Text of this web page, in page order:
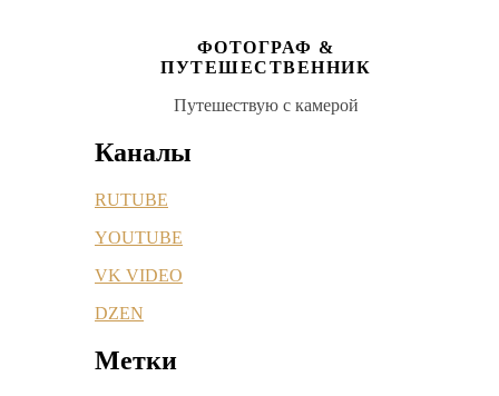
ФОТОГРАФ &
ПУТЕШЕСТВЕННИК
Путешествую с камерой
Каналы
RUTUBE
YOUTUBE
VK VIDEO
DZEN
Метки